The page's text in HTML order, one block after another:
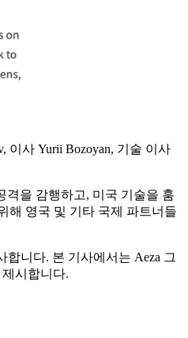
이사 Yurii Bozoyan, 기술 이사
격을 감행하고, 미국 기술을 훔
해 영국 및 기타 국제 파트너들
니다. 본 기사에서는 Aeza 그
시합니다.